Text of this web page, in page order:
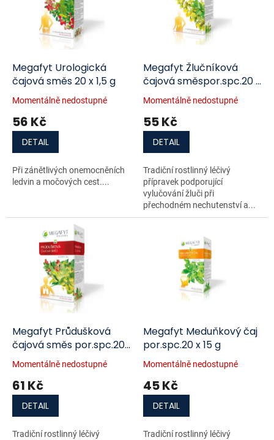
ů
d
u
Megafyt Urologická
čajová směs 20 x 1,5 g
Momentálně nedostupné
56 Kč
DETAIL
Při zánětlivých onemocněních
ledvin a močových cest....
Megafyt Žlučníková
čajová směspor.spc.20 x
1,5 g
Momentálně nedostupné
55 Kč
DETAIL
Tradiční rostlinný léčivý
přípravek podporující
vylučování žluči při
přechodném nechutenství a...
Megafyt Průdušková
čajová směs por.spc.20
x 1,5 g
Momentálně nedostupné
61 Kč
DETAIL
Tradiční rostlinný léčivý
Megafyt Meduňkový čaj
por.spc.20 x 15 g
Momentálně nedostupné
45 Kč
DETAIL
Tradiční rostlinný léčivý